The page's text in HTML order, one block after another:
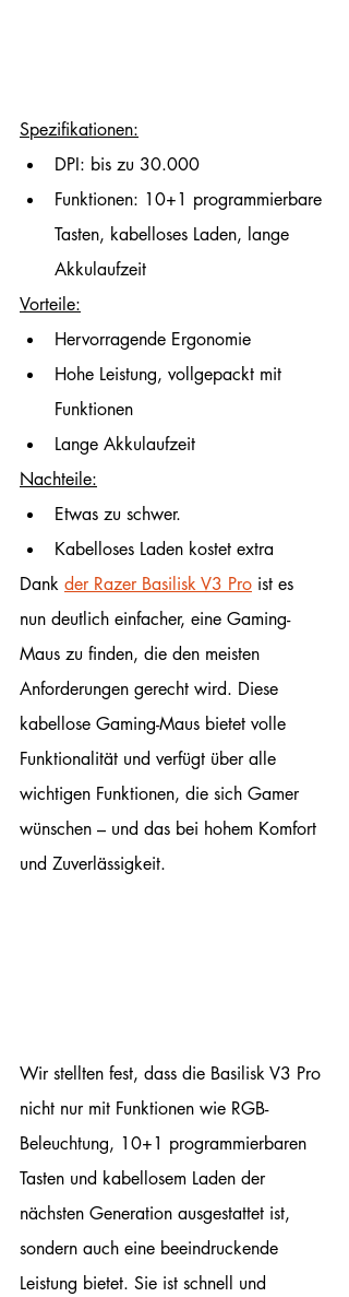
Spezifikationen:
DPI: bis zu 30.000
Funktionen: 10+1 programmierbare
Tasten, kabelloses Laden, lange
Akkulaufzeit
Vorteile:
Hervorragende Ergonomie
Hohe Leistung, vollgepackt mit
Funktionen
Lange Akkulaufzeit
Nachteile:
Etwas zu schwer.
Kabelloses Laden kostet extra
Dank der Razer Basilisk V3 Pro ist es
nun deutlich einfacher, eine Gaming-
Maus zu finden, die den meisten
Anforderungen gerecht wird. Diese
kabellose Gaming-Maus bietet volle
Funktionalität und verfügt über alle
wichtigen Funktionen, die sich Gamer
wünschen – und das bei hohem Komfort
und Zuverlässigkeit.
Wir stellten fest, dass die Basilisk V3 Pro
nicht nur mit Funktionen wie RGB-
Beleuchtung, 10+1 programmierbaren
Tasten und kabellosem Laden der
nächsten Generation ausgestattet ist,
sondern auch eine beeindruckende
Leistung bietet. Sie ist schnell und